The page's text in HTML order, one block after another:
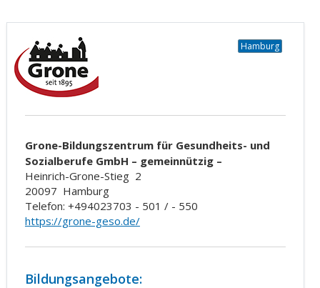
Hamburg
Grone-Bildungszentrum für Gesundheits- und
Sozialberufe GmbH – gemeinnützig –
Heinrich-Grone-Stieg 2
20097 Hamburg
Telefon: +494023703 - 501 / - 550
https://grone-geso.de/
Bildungsangebote: